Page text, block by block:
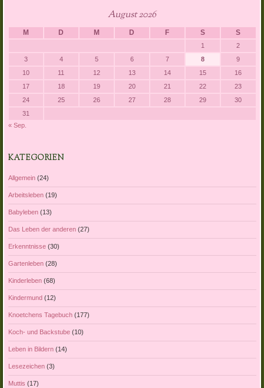
August 2026
M D M D F S S
1
2
3
4 5 6 7 8
9
10
11 12 13 14 15
16
17
18 19 20 21 22
23
24
25 26 27 28 29
30
31
« Sep.
KATEGORIEN
Allgemein(24)
Arbeitsleben(19)
Babyleben(13)
Das Leben der anderen(27)
Erkenntnisse(30)
Gartenleben(28)
Kinderleben(68)
Kindermund (12)
Knoetchens Tagebuch(177)
Koch- und Backstube(10)
Leben in Bildern(14)
Lesezeichen(3)
Muttis (17)